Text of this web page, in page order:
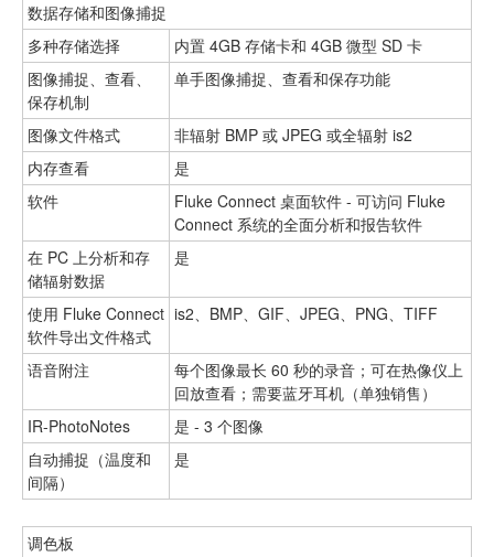
数据存储和图像捕捉
多种存储选择
内置 4GB 存储卡和 4GB 微型 SD 卡
图像捕捉、查看、
保存机制
单手图像捕捉、查看和保存功能
图像文件格式
非辐射 BMP 或 JPEG 或全辐射 is2
内存查看
是
软件
Fluke Connect 桌面软件 - 可访问 Fluke
Connect 系统的全面分析和报告软件
在 PC 上分析和存
储辐射数据
是
使用 Fluke Connect
软件导出文件格式
is2、BMP、GIF、JPEG、PNG、TIFF
语音附注
每个图像最长 60 秒的录音；可在热像仪上
回放查看；需要蓝牙耳机（单独销售）
IR-PhotoNotes
是 - 3 个图像
自动捕捉（温度和
间隔）
是
调色板